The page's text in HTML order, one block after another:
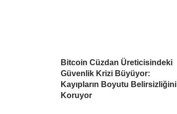
Bitcoin Cüzdan Üreticisindeki
Güvenlik Krizi Büyüyor:
Kayıpların Boyutu Belirsizliğini
Koruyor